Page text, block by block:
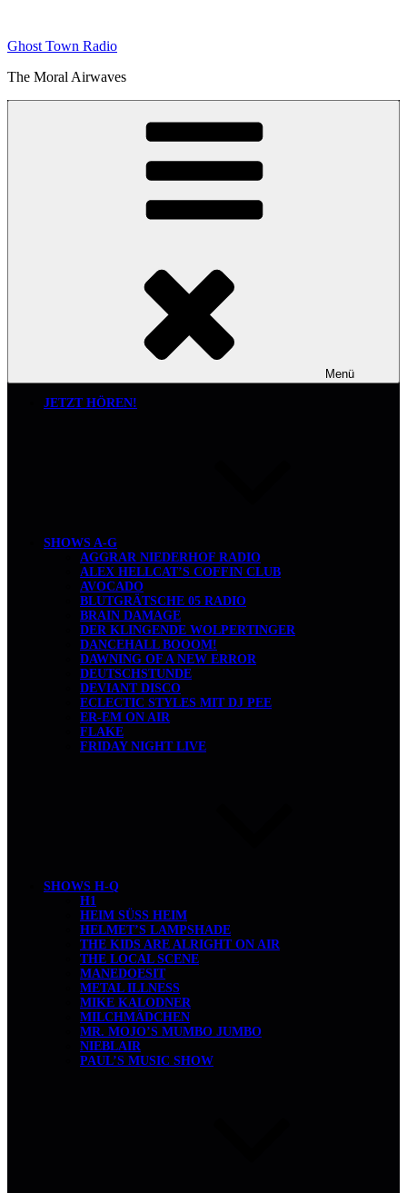
springen
Ghost Town Radio
The Moral Airwaves
Menü
JETZT HÖREN!
SHOWS A-G
AGGRAR NIEDERHOF RADIO
ALEX HELLCAT’S COFFIN CLUB
AVOCADO
BLUTGRÄTSCHE 05 RADIO
BRAIN DAMAGE
DER KLINGENDE WOLPERTINGER
DANCEHALL BOOOM!
DAWNING OF A NEW ERROR
DEUTSCHSTUNDE
DEVIANT DISCO
ECLECTIC STYLES MIT DJ PEE
ER-EM ON AIR
FLAKE
FRIDAY NIGHT LIVE
SHOWS H-Q
H1
HEIM SÜSS HEIM
HELMET’S LAMPSHADE
THE KIDS ARE ALRIGHT ON AIR
THE LOCAL SCENE
MANEDOESIT
METAL ILLNESS
MIKE KALODNER
MILCHMÄDCHEN
MR. MOJO’S MUMBO JUMBO
NIEBLAIR
PAUL’S MUSIC SHOW